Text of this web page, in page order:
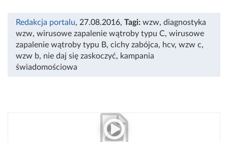
Redakcja portalu, 27.08.2016, Tagi: wzw, diagnostyka
wzw, wirusowe zapalenie wątroby typu C, wirusowe
zapalenie wątroby typu B, cichy zabójca, hcv, wzw c,
wzw b, nie daj się zaskoczyć, kampania
świadomościowa